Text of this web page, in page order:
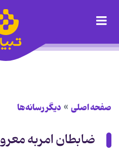
صفحه اصلی دیگر رسانه‌ها
ضابطان امربه